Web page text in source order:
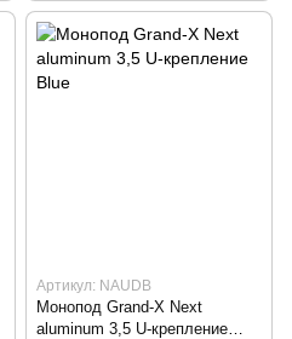
Артикул: NAUDB
Монопод Grand-X Next
aluminum 3,5 U-крепление